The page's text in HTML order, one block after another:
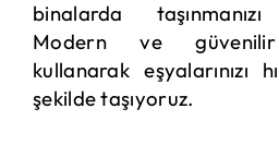
binalarda taşınmanızı
Modern ve güvenilir
kullanarak eşyalarınızı
şekilde taşıyoruz.